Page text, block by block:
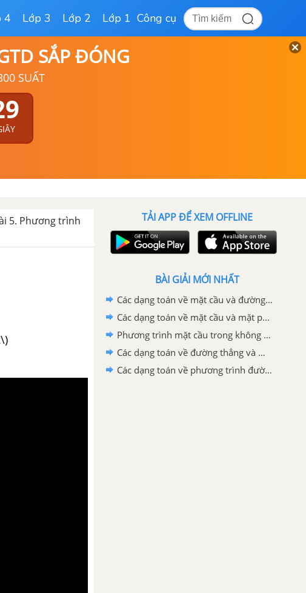
4 Lớp 3 Lớp 2 Lớp 1 Công cụ
SẮP ĐÓNG
SUẤT
5. Phương trình
TẢI APP ĐỂ XEM OFFLINE
BÀI GIẢI MỚI NHẤT
Các dạng toán về mặt cầu và đường thẳng
Các dạng toán về mặt cầu và mặt phẳng
Phương trình mặt cầu trong không gian
Các dạng toán về đường thẳng và mặt phẳng
Các dạng toán về phương trình đường thẳng